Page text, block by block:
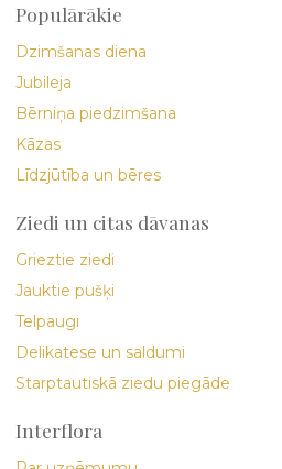
Populārākie
Dzimšanas diena
Jubileja
Bērniņa piedzimšana
Kāzas
Līdzjūtība un bēres
Ziedi un citas dāvanas
Grieztie ziedi
Jauktie pušķi
Telpaugi
Delikatese un saldumi
Starptautiskā ziedu piegāde
Interflora